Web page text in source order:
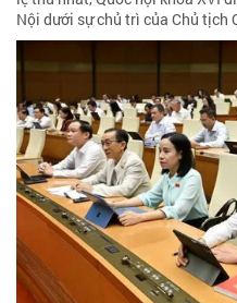
Nội dưới sự chủ trì của Chủ tịch